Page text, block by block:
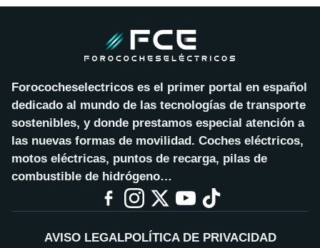
Forococheselectricos es el primer portal en español
dedicado al mundo de las tecnologías de transporte
sostenibles, y donde prestamos especial atención a
las nuevas formas de movilidad. Coches eléctricos,
motos eléctricas, puntos de recarga, pilas de
combustible de hidrógeno…
AVISO LEGALPOLÍTICA DE PRIVACIDAD